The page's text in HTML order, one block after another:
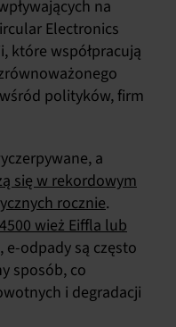
na
Electronics
które współpracują
polityków, firm
a
się w rekordowym
rocznie.
wież Eiffla lub
e-odpady są często
sposób, co
i degradacji